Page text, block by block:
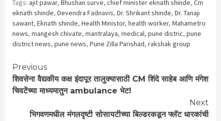
Tags: ajit pawar, Bhushan surve, chief minister eknath shinde, Cm
eknath shinde, Devendra Fadnavis, Dr. Shrikant shinde, Dr. Tanaji
sawant, Eknath shinde, Health Ministor, health worker, Mahametro
news, mangesh chivate, mantralaya, medical, pune distric, pune
district news, pune news, Pune Zilla Parishad, rakshak group
Continue
Reading
Previous
शिवसेना वैद्यकीय कक्ष इंदापूर तालुक्यासाठी CM शिंदे साहेब आणि मंगेश
चिवटेंच्या माध्यमातुन ambulance भेट!
Next
भिगवणमधील मंगलदृष्टी सोसायटीच्या बिल्डरकडून फ्लॅट धारकांची